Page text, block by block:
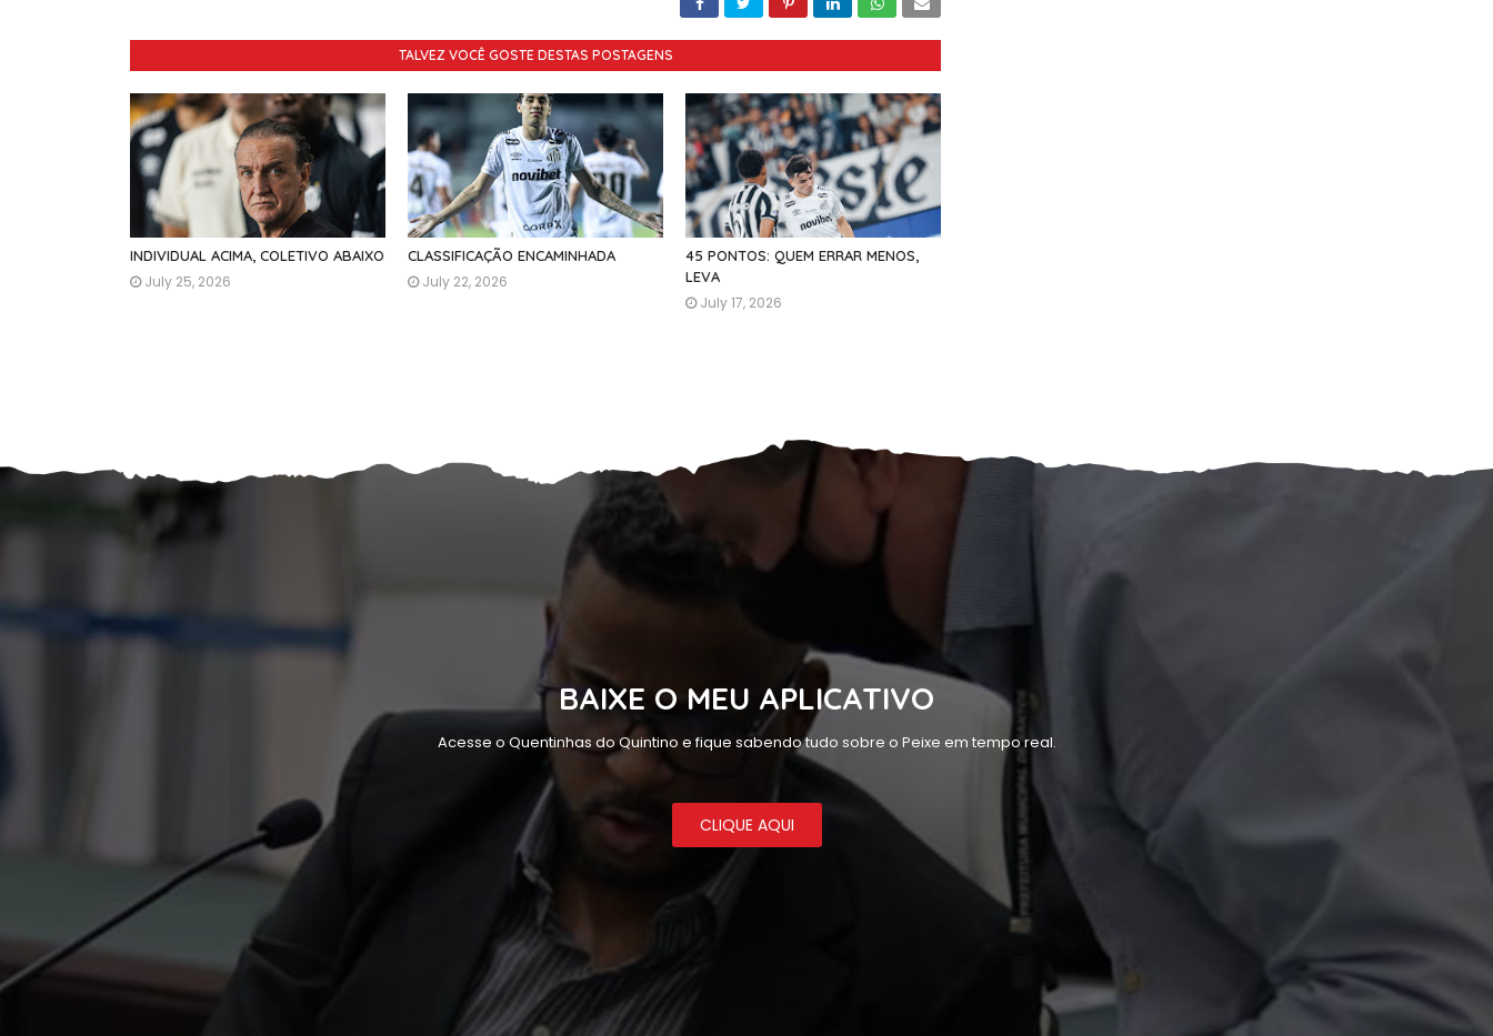
TALVEZ VOCÊ GOSTE DESTAS POSTAGENS
INDIVIDUAL ACIMA, COLETIVO ABAIXO
July 25, 2026
CLASSIFICAÇÃO ENCAMINHADA
July 22, 2026
45 PONTOS: QUEM ERRAR MENOS,
LEVA
July 17, 2026
BAIXE O MEU APLICATIVO
Acesse o Quentinhas do Quintino e fique sabendo tudo sobre o Peixe em tempo real.
CLIQUE AQUI